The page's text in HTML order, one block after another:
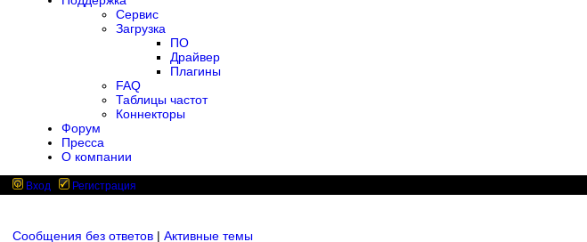
Сервис
Загрузка
ПО
Драйвер
Плагины
FAQ
Таблицы частот
Коннекторы
Форум
Пресса
О компании
Вход Регистрация
Сообщения без ответов | Активные темы